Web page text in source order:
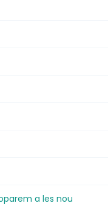
a les nou